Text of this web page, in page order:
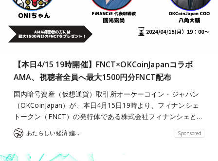
【本日4/15 19時開催】FNCT×OKCoinJapanコラボ
AMA、視聴者全員へ最大1500円分FNCT配布
国内暗号資産（仮想通貨）取引所オーケーコイン・ジャパン
（OKCoinJapan）が、本日4月15日19時より、フィナンシェ
トークン（FNCT）の発行体である株式会社フィナンシェと…
あたらしい経済 編集部 Sponsored